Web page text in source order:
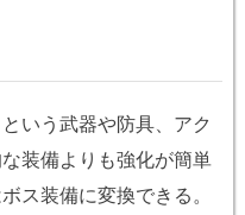
いう武器や防具、アク
装備よりも強化が簡単
ス装備に変換できる。